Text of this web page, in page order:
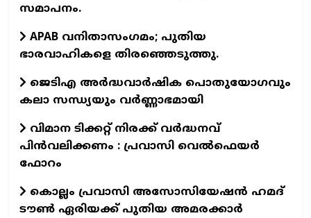
സമാപനം.
APAB വനിതാസംഗമം; പുതിയ
ഭാരവാഹികളെ തിരഞ്ഞെടുത്തു.
ജെടിഎ അര്‍ദ്ധവാര്‍ഷിക പൊതുയോഗവും
കലാ സന്ധ്യയും വര്‍ണ്ണാഭമായി
വിമാന ടിക്കറ്റ് നിരക്ക് വർദ്ധനവ്
പിൻവലിക്കണം : പ്രവാസി വെൽഫെയർ
ഫോറം
കൊല്ലം പ്രവാസി അസോസിയേഷന്‍ ഹമദ്
ടൗണ്‍ ഏരിയക്ക് പുതിയ അമരക്കാര്‍